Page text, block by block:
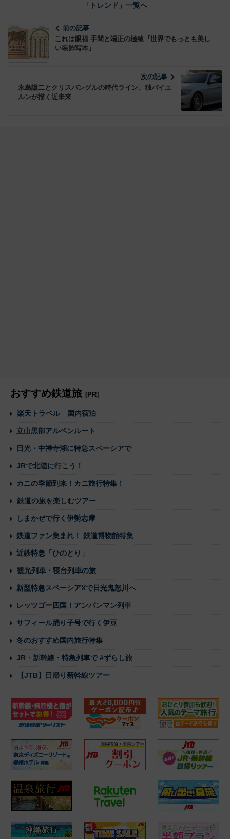
「トレンド」一覧へ
前の記事
これは眼福 手間と端正の極致『世界でもっとも美し
い装飾写本』
次の記事
永島譲二とクリスバングルの時代ライン、独バイエ
ルンが描く近未来
おすすめ鉄道旅 [PR]
楽天トラベル 国内宿泊
立山黒部アルペンルート
日光・中禅寺湖に特急スペーシアで
JRで北陸に行こう！
カニの季節到来！カニ旅行特集！
鉄道の旅を楽しむツアー
しまかぜで行く伊勢志摩
鉄道ファン集まれ！ 鉄道博物館特集
近鉄特急「ひのとり」
観光列車・寝台列車の旅
新型特急スペーシアXで日光鬼怒川へ
レッツゴー四国！アンパンマン列車
サフィール踊り子号で行く伊豆
冬のおすすめ国内旅行特集
JR・新幹線・特急列車で #ずらし旅
【JTB】日帰り新幹線ツアー